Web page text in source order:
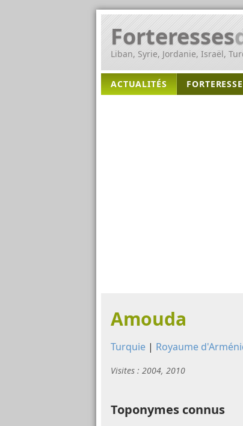
Forteresses
Liban, Syrie, Jordanie, Israël,
ACTUALITÉS
Amouda
Turquie | Royaume
Visites : 2004, 2010
Toponymes connus